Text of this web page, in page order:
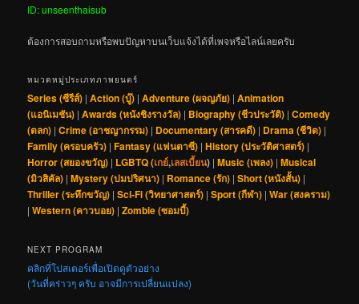
ID: unseenthaisub
ต้องการสอบถามหรือพบปัญหาบนเว็บแจ้งได้ที่เพจหรือไลน์เลยครับ
หมวดหมู่ประเภทภาพยนตร์
Series (ซีรีส์) |Action (บู๊) |Adventure (ผจญภัย) |Animation
(แอนิเมชัน) |Awards (หนังชิงรางวัล) | Biography (ชีวประวัติ) |Comedy
(ตลก) |Crime (อาชญากรรม) | Documentary (สารคดี) | Drama (ชีวิต) |
Family (ครอบครัว) |Fantasy (แฟนตาซี) |History (ประวัติศาสตร์) |
Horror (สยองขวัญ) | LGBTQ (เกย์,เลสเบี้ยน) |Music (เพลง) |Musical
(มิวสิคัล) |Mystery (ปมปริศนา) | Romance (รัก) |Short (หนังสั้น) |
Thriller (ระทึกขวัญ) |Sci-Fi (วิทยาศาสตร์) |Sport (กีฬา) |War (สงคราม)
|Western (คาวบอย) |Zombie (ซอมบี้)
NEXT PROGRAM
คลิกที่โปสเตอร์เพื่อเปิดดูตัวอย่าง
(วันที่คร่าวๆ ครับ อาจมีการเปลี่ยนแปลง)